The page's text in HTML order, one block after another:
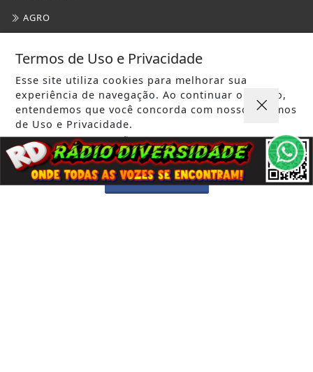
AGRO
SAÚDE
CONTEÚDO PATROCINADO
ESPORTES
CÂMARA DOS DEPUTADOS
AGÊNCIA DINO
Termos de Uso e Privacidade
Esse site utiliza cookies para melhorar sua
experiência de navegação. Ao continuar o acesso,
entendemos que você concorda com nossos Termos
de Uso e Privacidade.
PARA MAIS INFORMAÇÕES,ACESSE NOSSOS TERMOS
CLICANDO AQUI
PROSSEGUIR